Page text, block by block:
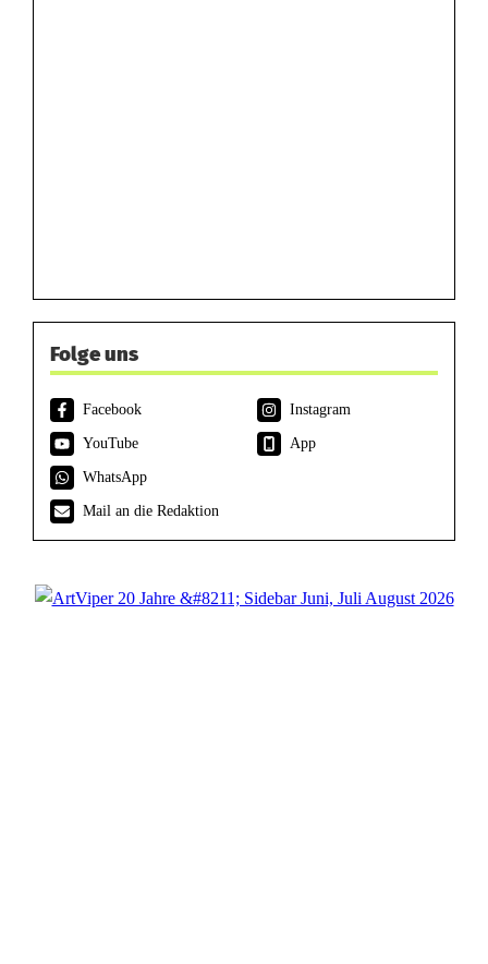
Folge uns
Facebook
Instagram
YouTube
App
WhatsApp
Mail an die Redaktion